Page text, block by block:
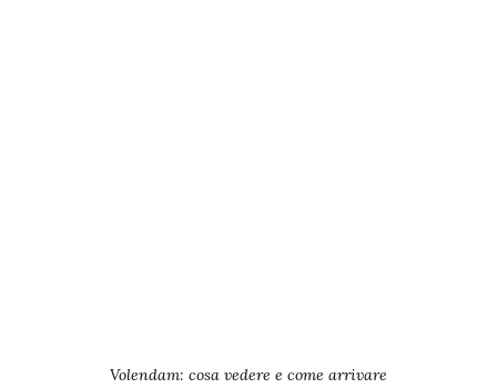
Volendam: cosa vedere e come arrivare